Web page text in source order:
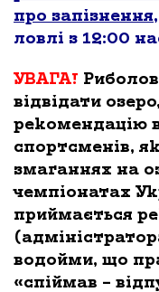
про запізнення
ловлі з 12:00
УВАГА!
відвідати
рекомендацію
спортсменів,
змаганнях на
чемпіонатах
приймається
водойми, що
«спіймав –